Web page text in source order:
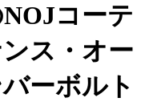
コーテ
ス・オー
ーボルト